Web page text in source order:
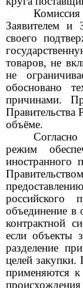
Заявителем и
своего
товаров, не
не
обосновано
причинами.
объёме.
режим
иностранного
российского
объединение
контрактной
если объекты
разделение
целей
применяются к
происхождения